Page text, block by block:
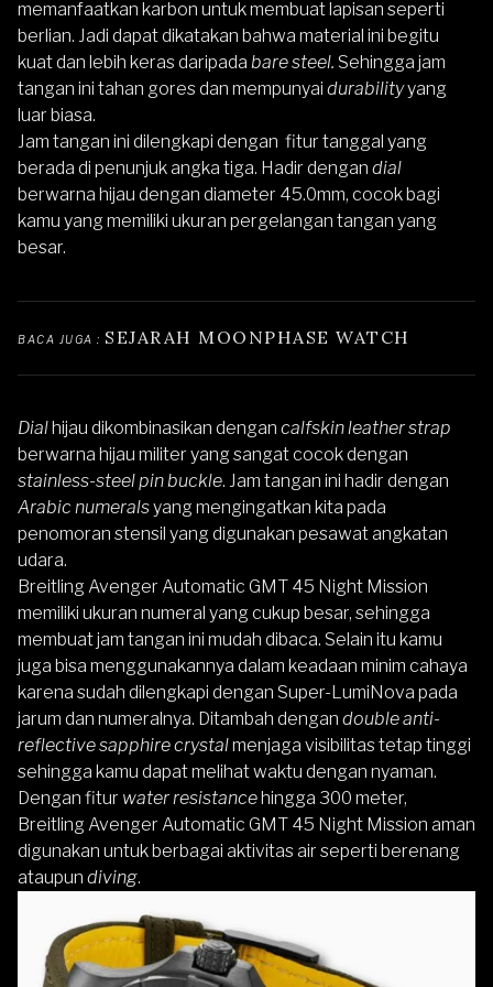
memanfaatkan karbon untuk membuat lapisan seperti
berlian. Jadi dapat dikatakan bahwa material ini begitu
kuat dan lebih keras daripada bare steel. Sehingga jam
tangan ini tahan gores dan mempunyai durabilityyang
luar biasa.
Jam tangan ini dilengkapi dengan fitur tanggal yang
berada di penunjuk angka tiga. Hadir dengan dial
berwarna hijau dengan diameter 45.0mm, cocok bagi
kamu yang memiliki ukuran pergelangan tangan yang
besar.
BACA JUGA : SEJARAH MOONPHASE WATCH
Dial hijau dikombinasikan dengan calfskinleather strap
berwarna hijau militer yang sangat cocok dengan
stainless-steel pin buckle. Jam tangan ini hadir dengan
Arabic numeralsyang mengingatkan kita pada
penomoran stensil yang digunakan pesawat angkatan
udara.
Breitling Avenger Automatic GMT 45 Night Mission
memiliki ukuran numeral yang cukup besar, sehingga
membuat jam tangan ini mudah dibaca. Selain itu kamu
juga bisa menggunakannya dalam keadaan minim cahaya
karena sudah dilengkapi dengan Super-LumiNova pada
jarum dan numeralnya. Ditambah dengan double anti-
reflective sapphire crystalmenjaga visibilitas tetap tinggi
sehingga kamu dapat melihat waktu dengan nyaman.
Dengan fitur water resistance hingga 300 meter,
Breitling Avenger Automatic GMT 45 Night Mission aman
digunakan untuk berbagai aktivitas air seperti berenang
ataupun diving.